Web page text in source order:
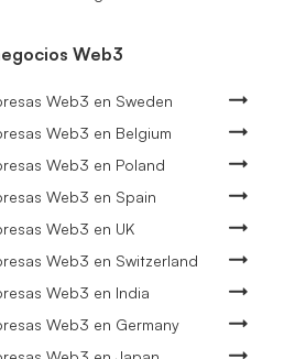
Web3
Web3 en Sweden
Web3 en Belgium
Web3 en Poland
Web3 en Spain
Web3 en UK
Web3 en Switzerland
Web3 en India
Web3 en Germany